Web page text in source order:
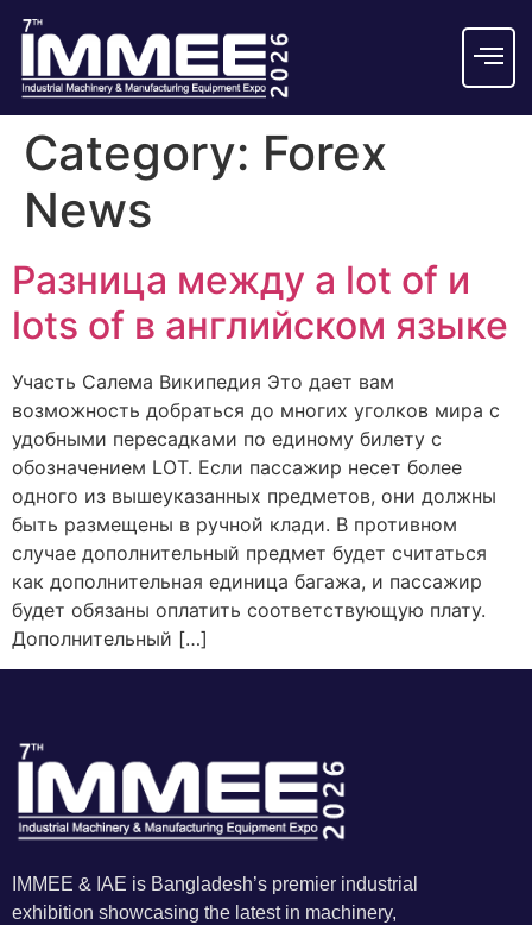
Category: Forex
News
Разница между a lot of и
lots of в английском языке
Участь Салема Википедия Это дает вам
возможность добраться до многих уголков мира с
удобными пересадками по единому билету с
обозначением LOT. Если пассажир несет более
одного из вышеуказанных предметов, они должны
быть размещены в ручной клади. В противном
случае дополнительный предмет будет считаться
как дополнительная единица багажа, и пассажир
будет обязаны оплатить соответствующую плату.
Дополнительный […]
IMMEE & IAE is Bangladesh’s premier industrial
exhibition showcasing the latest in machinery,